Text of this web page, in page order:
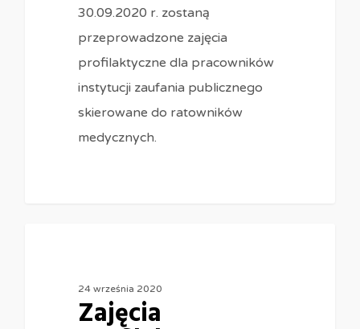
30.09.2020 r. zostaną
przeprowadzone zajęcia
profilaktyczne dla pracowników
instytucji zaufania publicznego
skierowane do ratowników
medycznych.
24 września 2020
Zajęcia